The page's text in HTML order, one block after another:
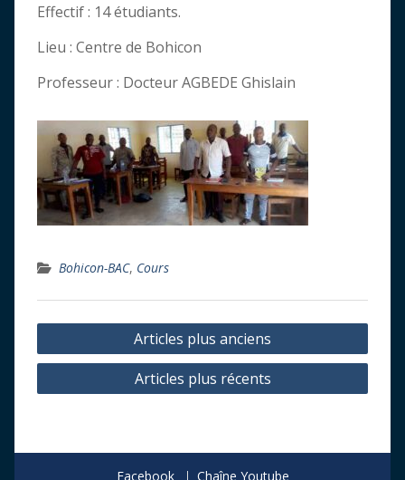
Effectif : 14 étudiants.
Lieu : Centre de Bohicon
Professeur : Docteur AGBEDE Ghislain
Bohicon-BAC, Cours
Navigation
des
Articles plus anciens
Articles plus récents
Facebook Chaîne Youtube